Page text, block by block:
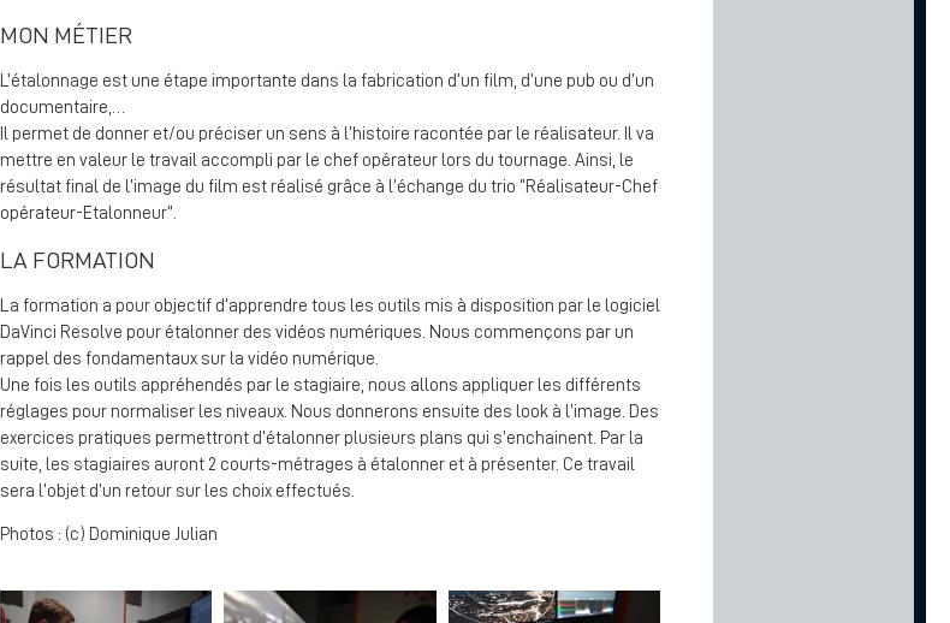
MON MÉTIER
L’étalonnage est une étape importante dans la fabrication d’un film, d’une pub ou d’un
documentaire,…
Il permet de donner et/ou préciser un sens à l’histoire racontée par le réalisateur. Il va
mettre en valeur le travail accompli par le chef opérateur lors du tournage. Ainsi, le
résultat final de l’image du film est réalisé grâce à l’échange du trio “Réalisateur-Chef
opérateur-Etalonneur”.
LA FORMATION
La formation a pour objectif d’apprendre tous les outils mis à disposition par le logiciel
DaVinci Resolve pour étalonner des vidéos numériques. Nous commençons par un
rappel des fondamentaux sur la vidéo numérique.
Une fois les outils appréhendés par le stagiaire, nous allons appliquer les différents
réglages pour normaliser les niveaux. Nous donnerons ensuite des look à l’image. Des
exercices pratiques permettront d’étalonner plusieurs plans qui s’enchainent. Par la
suite, les stagiaires auront 2 courts-métrages à étalonner et à présenter. Ce travail
sera l’objet d’un retour sur les choix effectués.
Photos : (c) Dominique Julian